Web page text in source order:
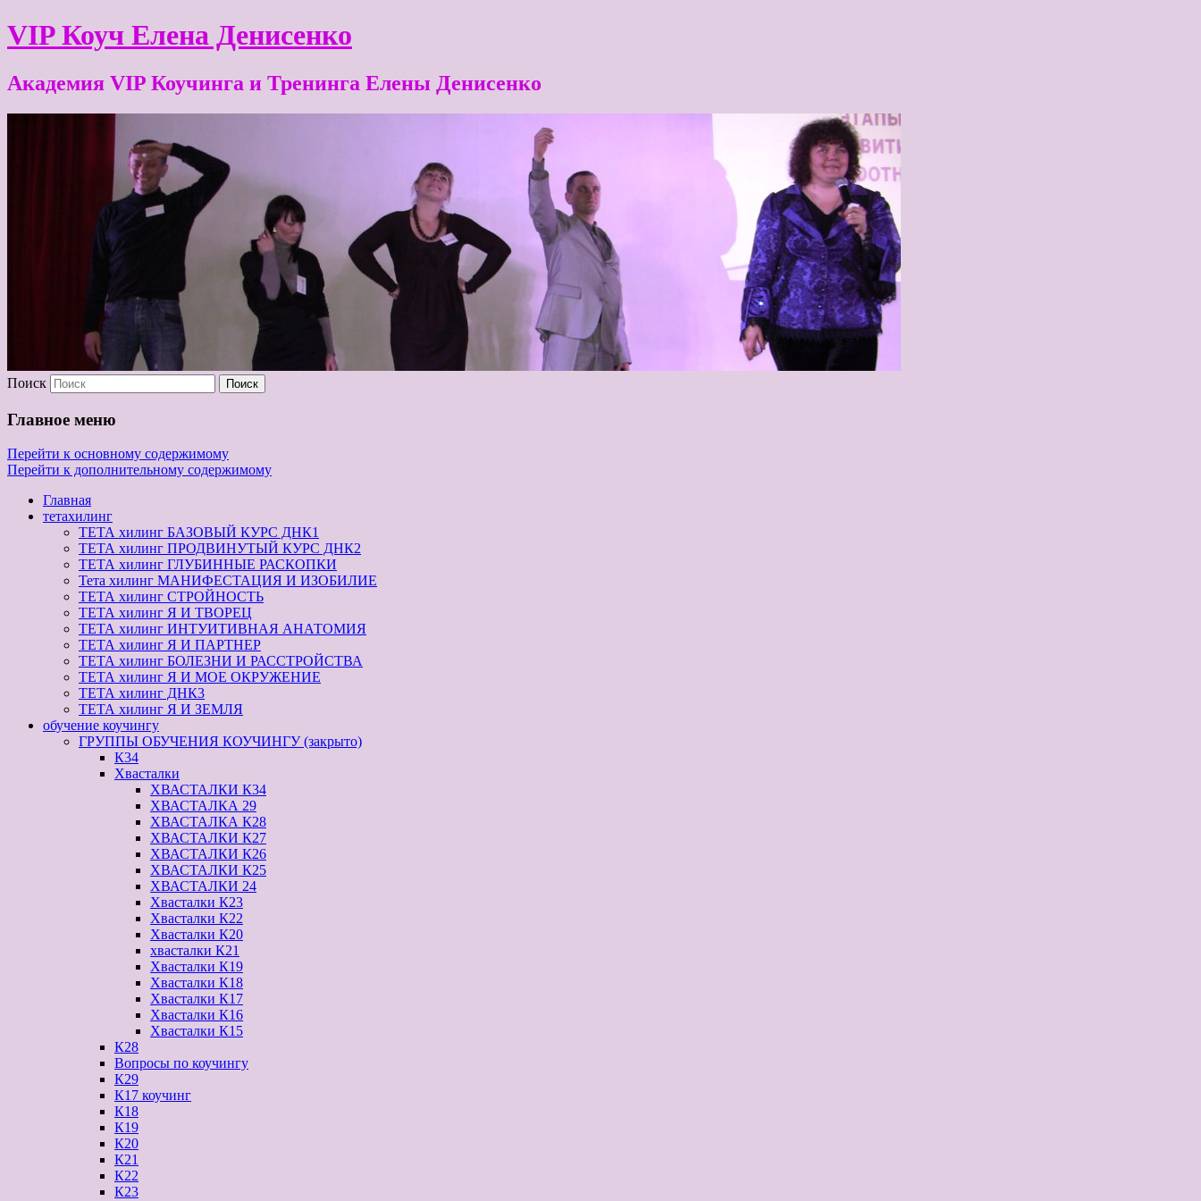
VIP Коуч Елена Денисенко
Академия VIP Коучинга и Тренинга Елены Денисенко
Поиск
Главное меню
Перейти к основному содержимому
Перейти к дополнительному содержимому
Главная
тетахилинг
ТЕТА хилинг БАЗОВЫЙ КУРС ДНК1
ТЕТА хилинг ПРОДВИНУТЫЙ КУРС ДНК2
ТЕТА хилинг ГЛУБИННЫЕ РАСКОПКИ
Тета хилинг МАНИФЕСТАЦИЯ И ИЗОБИЛИЕ
ТЕТА хилинг СТРОЙНОСТЬ
ТЕТА хилинг Я И ТВОРЕЦ
ТЕТА хилинг ИНТУИТИВНАЯ АНАТОМИЯ
ТЕТА хилинг Я И ПАРТНЕР
ТЕТА хилинг БОЛЕЗНИ И РАССТРОЙСТВА
ТЕТА хилинг Я И МОЕ ОКРУЖЕНИЕ
ТЕТА хилинг ДНК3
ТЕТА хилинг Я И ЗЕМЛЯ
обучение коучингу
ГРУППЫ ОБУЧЕНИЯ КОУЧИНГУ (закрыто)
К34
Хвасталки
ХВАСТАЛКИ К34
ХВАСТАЛКА 29
ХВАСТАЛКА К28
ХВАСТАЛКИ К27
ХВАСТАЛКИ К26
ХВАСТАЛКИ К25
ХВАСТАЛКИ 24
Хвасталки К23
Хвасталки К22
Хвасталки К20
хвасталки К21
Хвасталки К19
Хвасталки К18
Хвасталки К17
Хвасталки К16
Хвасталки К15
К28
Вопросы по коучингу
К29
К17 коучинг
К18
К19
К20
К21
К22
К23